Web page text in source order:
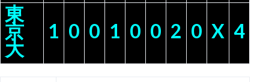
東
京
大
1 0 0 1 0 0 2 0 X 4